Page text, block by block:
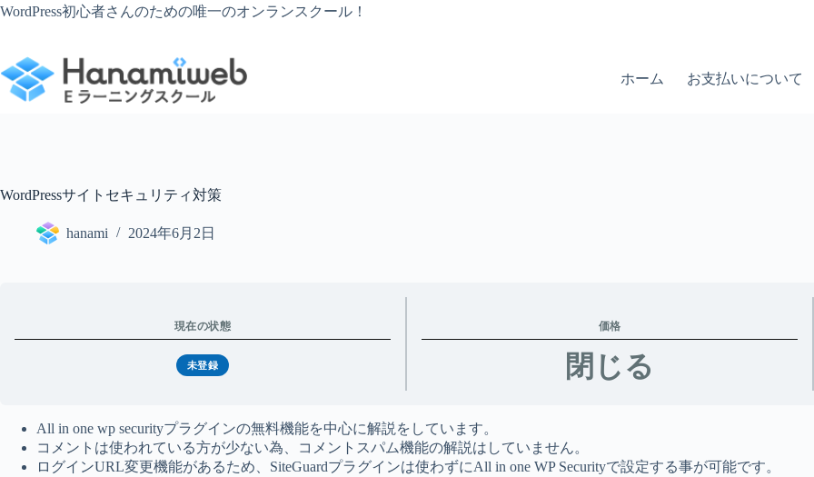
コ
ン
ツ
WordPress初心者さんのための唯一のオンランスクール！
ホーム お支払いについて
WordPressサイトセキュリティ対策
hanami 2024年6月2日
現在の状態
未登録
価格
閉じる
All in one wp securityプラグインの無料機能を中心に解説をしています。
コメントは使われている方が少ない為、コメントスパム機能の解説はしていません。
ログインURL変更機能があるため、SiteGuardプラグインは使わずにAll in one WP Securityで設定する事が可能です。